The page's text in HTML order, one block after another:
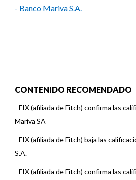
- Banco Mariva S.A.
CONTENIDO RECOMENDADO
- FIX (afiliada de Fitch) confirma las
Mariva SA
- FIX (afiliada de Fitch) baja las
S.A.
- FIX (afiliada de Fitch) confirma las